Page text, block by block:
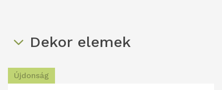
Dekor elemek
Újdonság